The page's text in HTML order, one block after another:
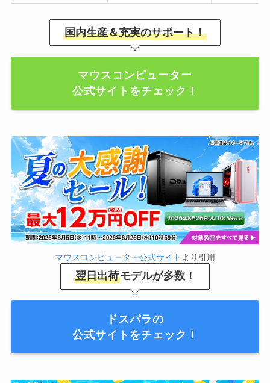
国内生産＆充実のサポート！
マウスコンピューター
公式サイトをチェック！
マウスコンピューター公式サイト より引用
翌日出荷モデルが多数！
ドスパラの
公式サイトをチェック！